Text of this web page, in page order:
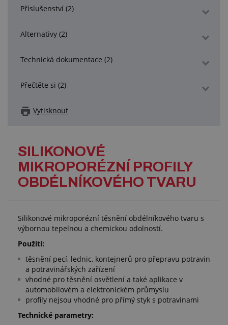
Příslušenství (2)
Alternativy (2)
Technická dokumentace (2)
Přečtěte si (2)
Vytisknout
SILIKONOVÉ
MIKROPORÉZNÍ PROFILY
OBDÉLNÍKOVÉHO TVARU
Silikonové mikroporézní těsnění obdélníkového tvaru s
výbornou tepelnou a chemickou odolností.
Použití:
těsnění pecí, lednic, kontejnerů pro přepravu potravin
a potravinářských zařízení
vhodné pro těsnění osvětlení a také aplikace v
automobilovém a elektronickém průmyslu
profily nejsou vhodné pro přímý styk s potravinami
Technické parametry: